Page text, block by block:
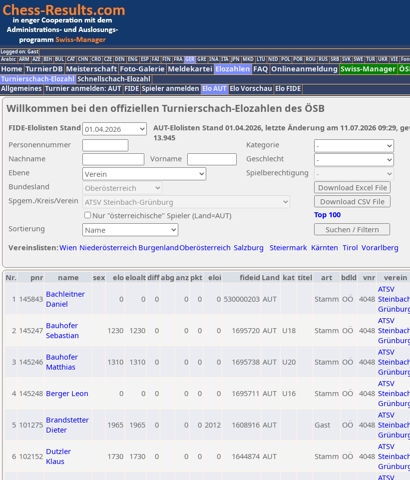
Logged on: Gast
Arabic ARM AZE BIH BUL CAT CHN CRO CZE DEN ENG ESP FAI FIN FRA GER GRE INA ITA JPN MKD LTU NED POL POR ROU RUS SRB SVK SWE TUR UKR VIE
Home TurnierDB Meisterschaft Foto-Galerie Meldekartei Elozahlen FAQ Onlineanmeldung Swiss-Manager
Turnierschach-Elozahl Schnellschach-Elozahl
Allgemeines Turnier anmelden: AUT FIDE Spieler anmelden Elo AUT Elo Vorschau Elo FIDE
Willkommen bei den offiziellen Turnierschach-Elozahlen des ÖSB
Nachname
Vorname
Ebene
Kategorie
Sortierung
Personennummer
Bundesland
Spgem./Kreis/Verein
Geschlecht
Nur "österreichische" Spieler (Land=AUT)
Spielberechtigung
Vereinslisten:Wien Niederösterreich BurgenlandOberösterreich Salzburg Steiermark Kärnten Tirol Vorarlberg
Top 100
AUT-Elolisten Stand 01.04.2026, letzte Änderung am 11.07.2026 09:29,
13.945
FIDE-Elolisten Stand
Nr. pnr name sex eloeloaltdiffabg anz pkt eloi fideid Land kat titel art bdld vnr verein
1 145843 Bachleitner
Daniel
0 0 0 0 0 0 530000203 AUT Stamm OÖ 4048
ATSV
2 145247 Bauhofer
Sebastian
1230 1230 0 0 0 0 1695720 AUT U18 Stamm OÖ 4048
ATSV
3 145246 Bauhofer
Matthias
1310 1310 0 0 0 0 1695738 AUT U20 Stamm OÖ 4048
ATSV
4 145248 Berger Leon 0 0 0 0 0 0 1695711 AUT U16 Stamm OÖ 4048
ATSV
5 101275 Brandstetter
Dieter
1965 1965 0 0 0 2012 1608916 AUT Gast OÖ 4048
ATSV
6 102152 Dutzler
Klaus
1730 1730 0 0 0 0 1644874 AUT Stamm OÖ 4048
ATSV
ATSV